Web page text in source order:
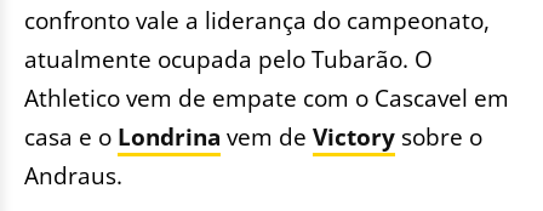
confronto vale a liderança do campeonato,
atualmente ocupada pelo Tubarão. O
Athletico vem de empate com o Cascavel em
casa e o Londrina vem de Victory sobre o
Andraus.